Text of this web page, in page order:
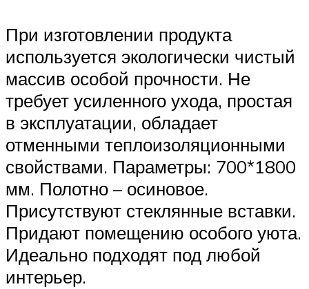
При изготовлении продукта
используется экологически чистый
массив особой прочности. Не
требует усиленного ухода, простая
в эксплуатации, обладает
отменными теплоизоляционными
свойствами. Параметры: 700*1800
мм. Полотно – осиновое.
Присутствуют стеклянные вставки.
Придают помещению особого уюта.
Идеально подходят под любой
интерьер.